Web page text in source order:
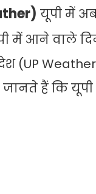
यूपी में
में आने वाले
(UP
हैं कि यूपी